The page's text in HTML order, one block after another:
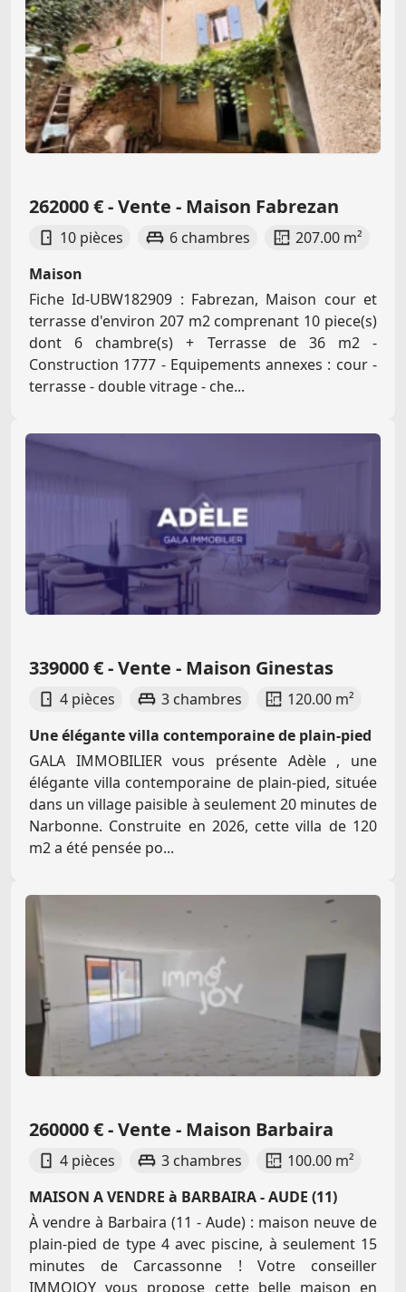
262000 € - Vente - Maison Fabrezan
10 pièces 6 chambres
207.00 m²
Maison
Fiche Id-UBW182909 : Fabrezan, Maison cour et
terrasse d'environ 207 m2 comprenant 10 piece(s)
dont 6 chambre(s) + Terrasse de 36 m2 -
Construction 1777 - Equipements annexes : cour -
terrasse - double vitrage - che...
339000 € - Vente - Maison Ginestas
4 pièces 3 chambres
120.00 m²
Une élégante villa contemporaine de plain-pied
GALA IMMOBILIER vous présente Adèle , une
élégante villa contemporaine de plain-pied, située
dans un village paisible à seulement 20 minutes de
Narbonne. Construite en 2026, cette villa de 120
m2 a été pensée po...
260000 € - Vente - Maison Barbaira
4 pièces 3 chambres
100.00 m²
MAISON A VENDRE à BARBAIRA - AUDE (11)
À vendre à Barbaira (11 - Aude) : maison neuve de
plain-pied de type 4 avec piscine, à seulement 15
minutes de Carcassonne ! Votre conseiller
IMMOJOY vous propose cette belle maison en